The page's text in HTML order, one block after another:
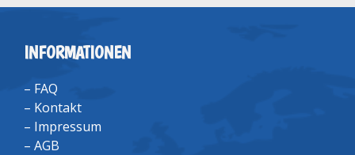
INFORMATIONEN
– FAQ
– Kontakt
– Impressum
– AGB